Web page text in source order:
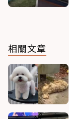
相關文章